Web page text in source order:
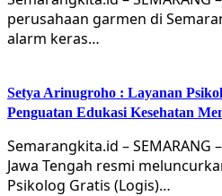
perusahaan garmen di
alarm keras…
Setya Arinugroho : Layanan
Penguatan Edukasi Kesehatan
Semarangkita.id – SEMARANG
Jawa Tengah resmi
Psikolog Gratis (Logis)…